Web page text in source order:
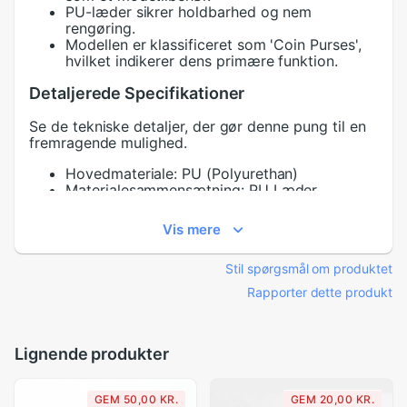
PU-læder sikrer holdbarhed og nem
rengøring.
Modellen er klassificeret som 'Coin Purses',
hvilket indikerer dens primære funktion.
Detaljerede Specifikationer
Se de tekniske detaljer, der gør denne pung til en
fremragende mulighed.
Hovedmateriale: PU (Polyurethan)
Materialesammensætning: PU Læder
Dimensioner: 1" x 1" x 1" (Bredde x Længde x
Vægt: 0.06g
Specifikation:
Produkttype: Myntepung
Vis mere
Stil spørgsmål om produktet
Rapporter dette produkt
Lignende produkter
GEM 50,00 KR. GEM 20,00 KR.